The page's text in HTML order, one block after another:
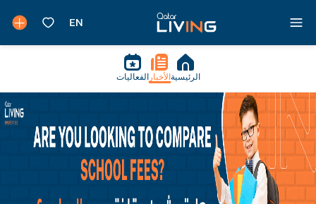
الرئيسية الأخبار الفعاليات